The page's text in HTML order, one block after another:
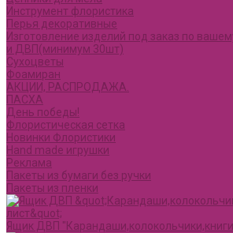
Инструмент флористика
Перья декоративные
Изготовление изделий под заказ по
и ДВП(минимум 30шт)
Сухоцветы
Фоамиран
АКЦИИ, РАСПРОДАЖА.
ПАСХА
День победы!
Флористическая сетка
Новинки Флористики
Hand made игрушки
Реклама
Пакеты из бумаги без ручки
Пакеты из пленки
Ящик ДВП